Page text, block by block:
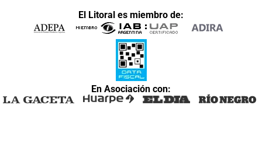
El Litoral es miembro de:
En Asociación con: